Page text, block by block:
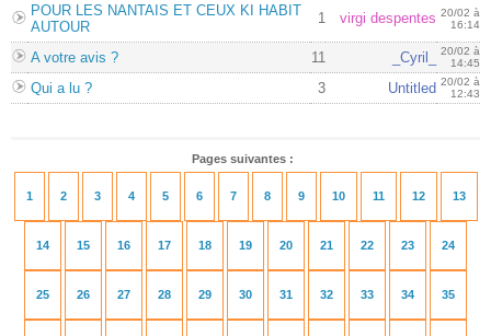
POUR LES NANTAIS ET CEUX KI HABIT
AUTOUR
1 virgi despentes 20/02 à
16:14
A votre avis ? 11 _Cyril_
20/02 à
14:45
Qui a lu ? 3 Untitled 20/02 à
12:43
Pages suivantes :
1 2 3 4 5 6 7 8 9 10 11 12 13
14 15 16 17 18 19 20 21 22 23 24
25 26 27 28 29 30 31 32 33 34 35